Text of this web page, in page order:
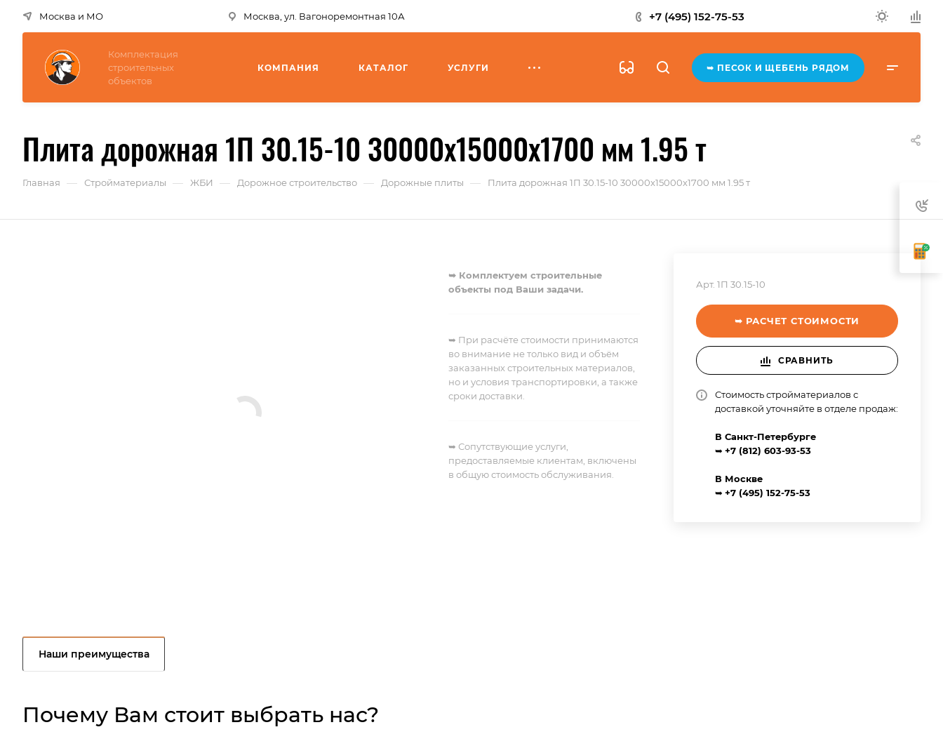
Москва и МО Москва, ул. Вагоноремонтная 10А +7 (495) 152-75-53
Комплектация
строительных
объектов
КОМПАНИЯ КАТАЛОГ УСЛУГИ ➥ ПЕСОК И ЩЕБЕНЬ РЯДОМ
Плита дорожная 1П 30.15-10 30000x15000x1700 мм 1.95 т
Главная — Стройматериалы — ЖБИ — Дорожное строительство — Дорожные плиты — Плита дорожная 1П 30.15-10 30000x15000x1700 мм 1.95 т
Арт. 1П 30.15-10
➥ РАСЧЕТ СТОИМОСТИ
СРАВНИТЬ
Стоимость стройматериалов с
доставкой уточняйте в отделе продаж:
В Санкт-Петербурге
➥ +7 (812) 603-93-53
В Москве
➥ +7 (495) 152-75-53
➥ Комплектуем строительные
объекты под Ваши задачи.
➥ При расчёте стоимости принимаются
во внимание не только вид и объём
заказанных строительных материалов,
но и условия транспортировки, а также
сроки доставки.
➥ Сопутствующие услуги,
предоставляемые клиентам, включены
в общую стоимость обслуживания.
Наши преимущества
Почему Вам стоит выбрать нас?